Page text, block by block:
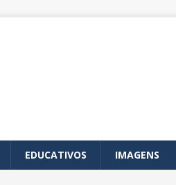
EDUCATIVOS IMAGENS